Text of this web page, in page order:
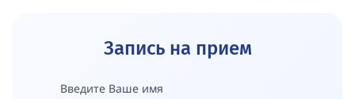
Запись на прием
Введите Ваше имя